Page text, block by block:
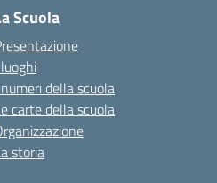
Scuola
della scuola
carte della scuola
storia